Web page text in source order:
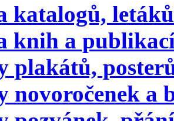
katalogů,
knih a
plakátů,
novoročenek a